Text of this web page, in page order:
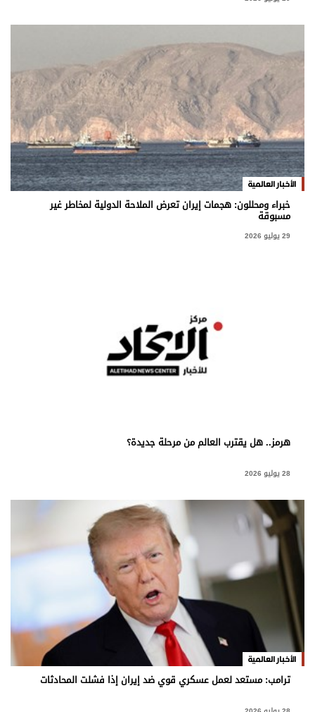
الأخبار العالمية
خبراء ومحللون: هجمات إيران تعرض الملاحة الدولية لمخاطر غير
مسبوقة
29 يوليو 2026
هرمز.. هل يقترب العالم من مرحلة جديدة؟
28 يوليو 2026
الأخبار العالمية
ترامب: مستعد لعمل عسكري قوي ضد إيران إذا فشلت المحادثات